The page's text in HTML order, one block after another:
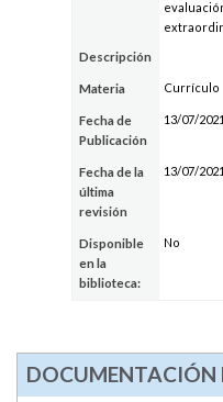
Descripción
Materia Currículo
Fecha de
Publicación
13/07/2021
Fecha de la
última
revisión
13/07/2021
Disponible
en la
biblioteca:
No
DOCUMENTACIÓN